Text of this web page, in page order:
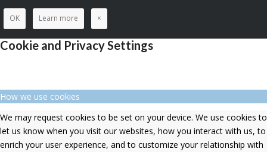
OK Learn more ×
Cookie and Privacy Settings
How we use cookies
We may request cookies to be set on your device. We use cookies to
let us know when you visit our websites, how you interact with us, to
enrich your user experience, and to customize your relationship with